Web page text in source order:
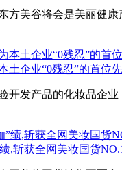
美谷将会是美丽健康
土企业“0残忍”的首位
发产品的化妆品企业
,斩获全网美妆国货